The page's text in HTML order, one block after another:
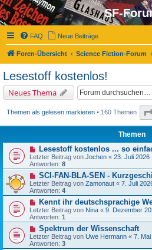
SF-
FAQ Neue Beiträge
Foren-Übersicht Science Fiction-Forum
Lesestoff kostenlos!
Neues Thema
Themen als gelesen markieren• 160 Themen
Themen
Lesestoff kostenlos ... so
Letzter Beitrag von Jochen « 23. Juli 2026
Antworten: 8
SCI-FAN-BLA-SEN -
Letzter Beitrag von Zamonaut « 7. Juli
Antworten: 4
Kennt ihr deutschsprachige
Letzter Beitrag von Nina « 9. Dezember
Antworten: 1
Spektrum der Wissenschaft
Letzter Beitrag von Uwe Hermann « 7.
Antworten: 3